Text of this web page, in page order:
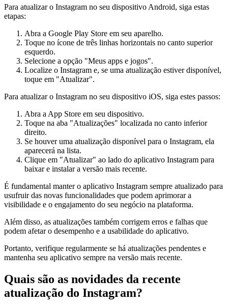
Para atualizar o Instagram no seu dispositivo Android, siga estas
etapas:
Abra a Google Play Store em seu aparelho.
Toque no ícone de três linhas horizontais no canto superior
esquerdo.
Selecione a opção "Meus apps e jogos".
Localize o Instagram e, se uma atualização estiver disponível,
toque em "Atualizar".
Para atualizar o Instagram no seu dispositivo iOS, siga estes passos:
Abra a App Store em seu dispositivo.
Toque na aba "Atualizações" localizada no canto inferior
direito.
Se houver uma atualização disponível para o Instagram, ela
aparecerá na lista.
Clique em "Atualizar" ao lado do aplicativo Instagram para
baixar e instalar a versão mais recente.
É fundamental manter o aplicativo Instagram sempre atualizado para
usufruir das novas funcionalidades que podem aprimorar a
visibilidade e o engajamento do seu negócio na plataforma.
Além disso, as atualizações também corrigem erros e falhas que
podem afetar o desempenho e a usabilidade do aplicativo.
Portanto, verifique regularmente se há atualizações pendentes e
mantenha seu aplicativo sempre na versão mais recente.
Quais são as novidades da recente
atualização do Instagram?